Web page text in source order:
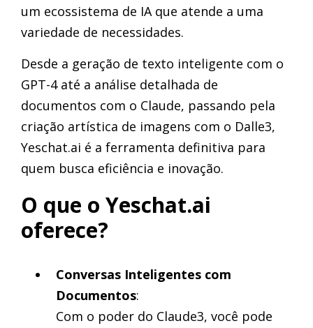
um ecossistema de IA que atende a uma
variedade de necessidades.
Desde a geração de texto inteligente com o
GPT-4 até a análise detalhada de
documentos com o Claude, passando pela
criação artística de imagens com o Dalle3,
Yeschat.ai é a ferramenta definitiva para
quem busca eficiência e inovação.
O que o Yeschat.ai
oferece?
Conversas Inteligentes com
Documentos:
Com o poder do Claude3, você pode